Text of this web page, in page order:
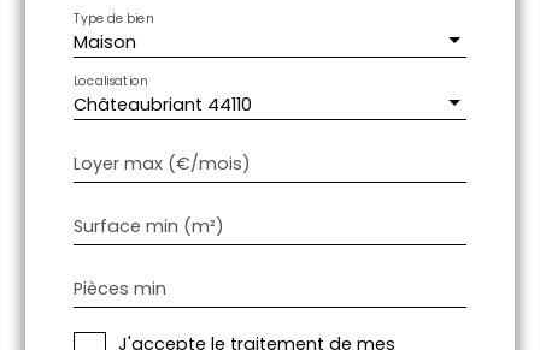
Maison
Type de bien
Châteaubriant 44110
Localisation
Loyer max (€/mois)
Surface min (m²)
Pièces min
J'accepte le traitement de mes